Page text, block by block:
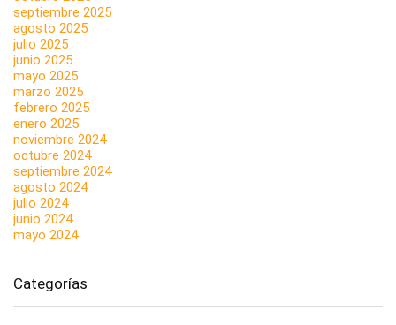
septiembre 2025
agosto 2025
julio 2025
junio 2025
mayo 2025
marzo 2025
febrero 2025
enero 2025
noviembre 2024
octubre 2024
septiembre 2024
agosto 2024
julio 2024
junio 2024
mayo 2024
Categorías